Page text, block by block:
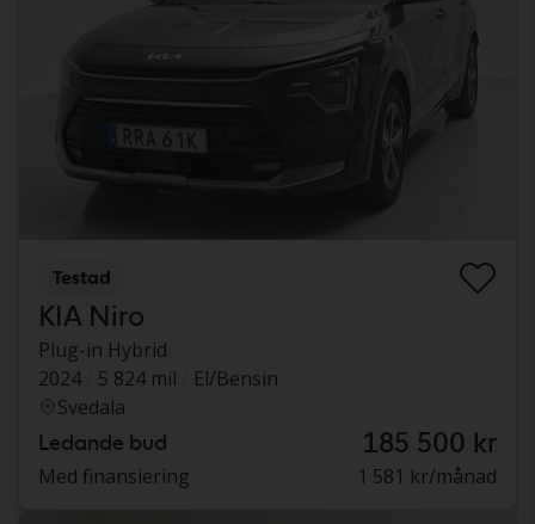
Testad
KIA Niro
Plug-in Hybrid
2024
5 824 mil
El/Bensin
Svedala
Ledande bud 185 500 kr
Med finansiering 1 581 kr/månad